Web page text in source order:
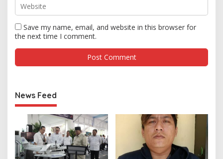
Save my name, email, and website in this browser for
the next time I comment.
News Feed